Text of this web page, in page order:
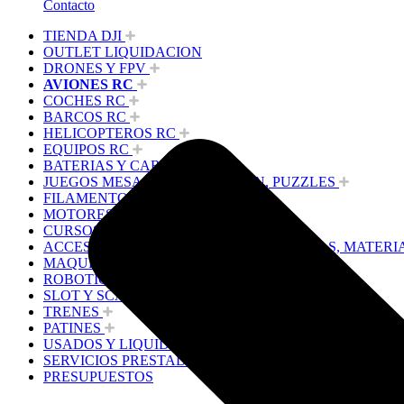
Contacto
TIENDA DJI
OUTLET LIQUIDACION
DRONES Y FPV
AVIONES RC
COCHES RC
BARCOS RC
HELICOPTEROS RC
EQUIPOS RC
BATERIAS Y CARGADORES
JUEGOS MESA, CONSTRUCCION, PUZZLES
FILAMENTO IMPRESORA 3D
MOTORES Y ACCESORIOS
CURSOS Y TALLERES
ACCESORIOS, HERRAMIENTAS, PINTURAS,
MAQUETAS ESTÁTICAS Y COLECCIÓN
ROBOTICA Y GADGETS ELECTRÓNICOS
SLOT Y SCALEXTRIC
TRENES
PATINES
USADOS Y LIQUIDACION
SERVICIOS PRESTADOS
PRESUPUESTOS